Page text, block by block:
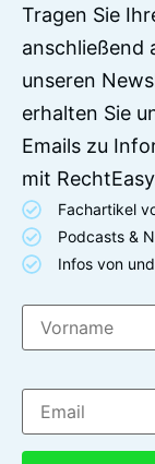
Tragen Sie
anschließend
unseren
erhalten Sie
Emails zu
mit
Fachartikel
Podcasts &
Infos von